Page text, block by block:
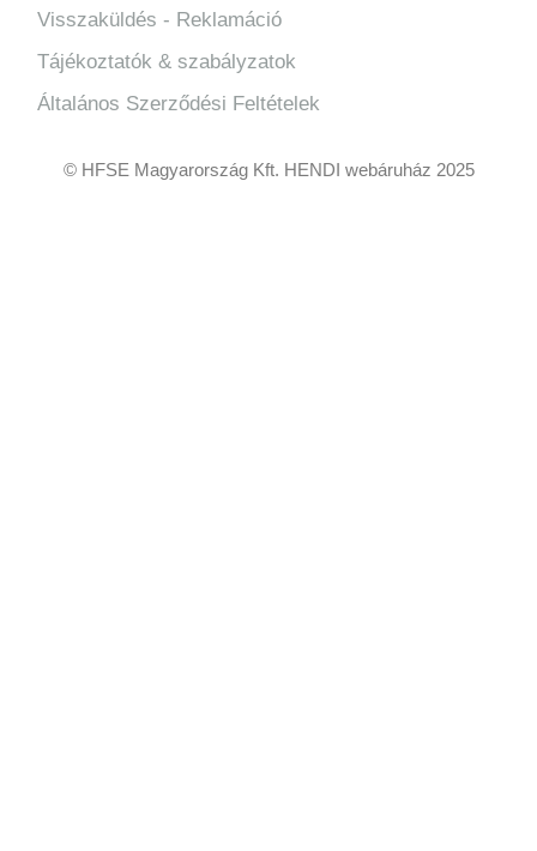
Visszaküldés - Reklamáció
Tájékoztatók & szabályzatok
Általános Szerződési Feltételek
© HFSE Magyarország Kft. HENDI webáruház 2025